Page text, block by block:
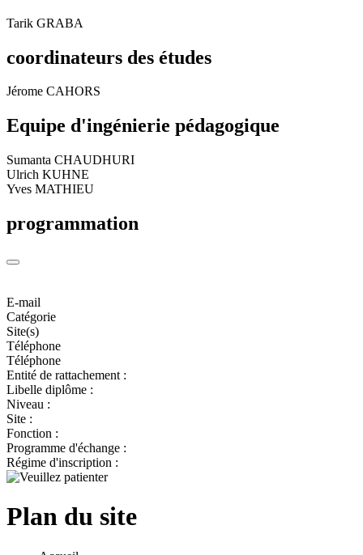
Tarik GRABA
coordinateurs des études
Jérome CAHORS
Equipe d'ingénierie pédagogique
Sumanta CHAUDHURI
Ulrich KUHNE
Yves MATHIEU
programmation
E-mail
Catégorie
Site(s)
Téléphone
Téléphone
Entité de rattachement :
Libelle diplôme :
Niveau :
Site :
Fonction :
Programme d'échange :
Régime d'inscription :
Plan du site